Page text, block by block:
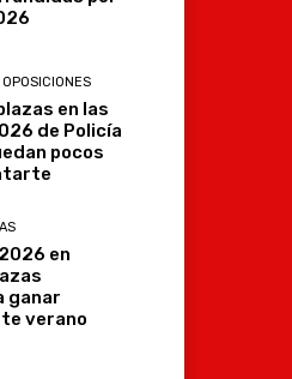
en las
de Policía
pocos
en
ganar
verano